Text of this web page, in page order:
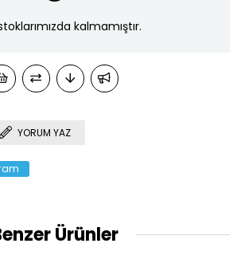
kalmamıştır.
YORUM YAZ
Ürünler